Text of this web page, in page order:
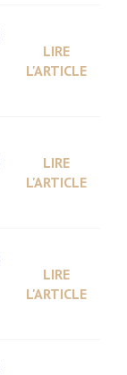
LIRE
L'ARTICLE
LIRE
L'ARTICLE
LIRE
L'ARTICLE